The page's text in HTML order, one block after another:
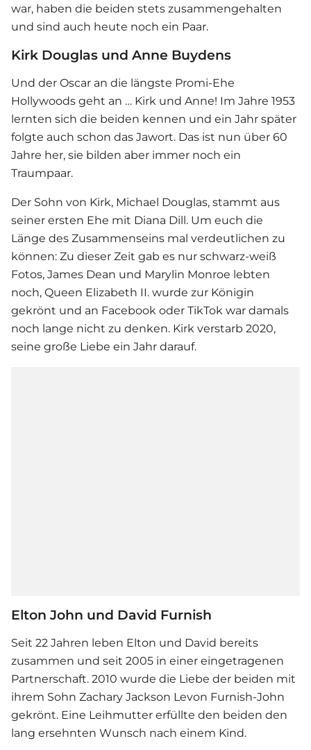
war, haben die beiden stets zusammengehalten
und sind auch heute noch ein Paar.
Kirk Douglas und Anne Buydens
Und der Oscar an die längste Promi-Ehe
Hollywoods geht an … Kirk und Anne! Im Jahre 1953
lernten sich die beiden kennen und ein Jahr später
folgte auch schon das Jawort. Das ist nun über 60
Jahre her, sie bilden aber immer noch ein
Traumpaar.
Der Sohn von Kirk, Michael Douglas, stammt aus
seiner ersten Ehe mit Diana Dill. Um euch die
Länge des Zusammenseins mal verdeutlichen zu
können: Zu dieser Zeit gab es nur schwarz-weiß
Fotos, James Dean und Marylin Monroe lebten
noch, Queen Elizabeth II. wurde zur Königin
gekrönt und an Facebook oder TikTok war damals
noch lange nicht zu denken. Kirk verstarb 2020,
seine große Liebe ein Jahr darauf.
Elton John und David Furnish
Seit 22 Jahren leben Elton und David bereits
zusammen und seit 2005 in einer eingetragenen
Partnerschaft. 2010 wurde die Liebe der beiden mit
ihrem Sohn Zachary Jackson Levon Furnish-John
gekrönt. Eine Leihmutter erfüllte den beiden den
lang ersehnten Wunsch nach einem Kind.